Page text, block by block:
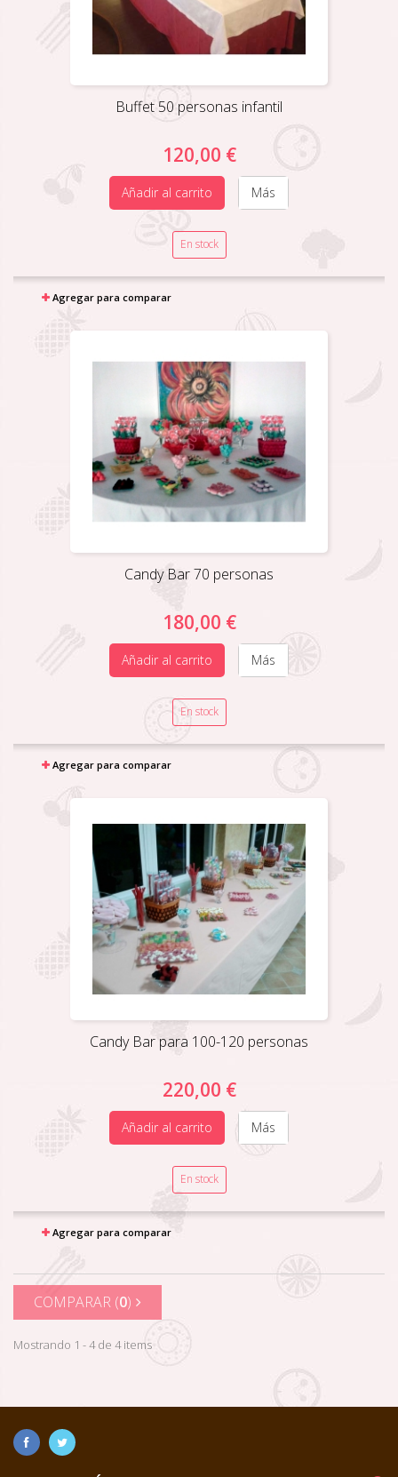
Buffet 50 personas infantil
120,00 €
Añadir al carrito Más
En stock
Agregar para comparar
Candy Bar 70 personas
180,00 €
Añadir al carrito Más
En stock
Agregar para comparar
Candy Bar para 100-120 personas
220,00 €
Añadir al carrito Más
En stock
Agregar para comparar
COMPARAR (0)
Mostrando 1 - 4 de 4 items